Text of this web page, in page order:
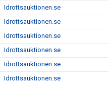
Idrottsauktionen.se
Idrottsauktionen.se
Idrottsauktionen.se
Idrottsauktionen.se
Idrottsauktionen.se
Idrottsauktionen.se